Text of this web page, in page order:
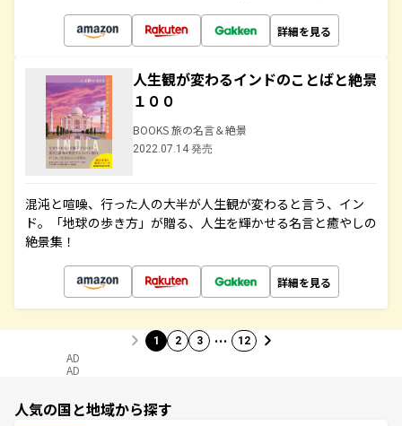
詳細を見る
人生観が変わるインドのことばと絶景
１００
BOOKS 旅の名言＆絶景
2022.07.14 発売
混沌と喧噪、行った人の大半が人生観が変わると言う、イン
ド。「地球の歩き方」が贈る、人生を輝かせる名言と癒やしの
絶景集！
詳細を見る
1 2 3 … 12
AD
AD
人気の国と地域から探す